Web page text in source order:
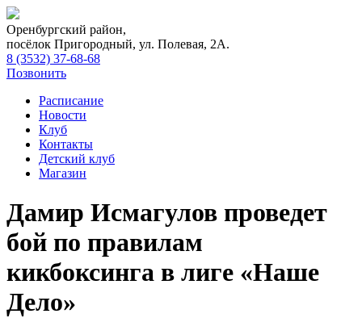
Оренбургский район,
посёлок Пригородный, ул. Полевая, 2А.
8 (3532) 37-68-68
Позвонить
Расписание
Новости
Клуб
Контакты
Детский клуб
Магазин
Дамир Исмагулов проведет
бой по правилам
кикбоксинга в лиге «Наше
Дело»